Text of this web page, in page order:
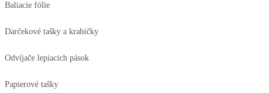
Baliacie fólie
Darčekové tašky a krabičky
Odvíjače lepiacich pások
Papierové tašky